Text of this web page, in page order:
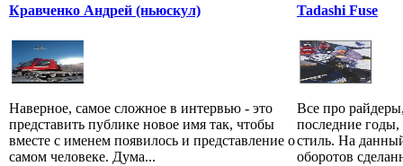
Кравченко Андрей (ньюскул)
Наверное, самое сложное в интервью - это
представить публике новое имя так, чтобы
вместе с именем появилось и представление о
самом человеке. Дума...
Tadashi Fuse
Все про
последние
стиль. На
оборотов